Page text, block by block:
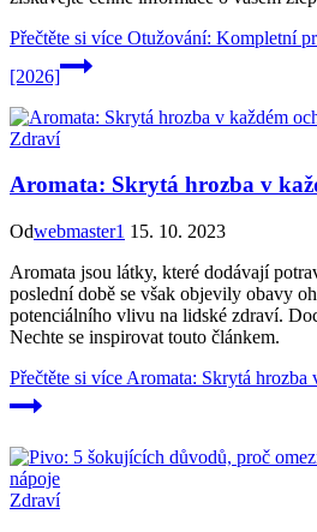
Přečtěte si více Otužování: Kompletní
[2026]
Zdraví
Aromata: Skrytá hrozba v
Odwebmaster1 15. 10. 2023
Aromata jsou látky, které dodávají
poslední době se však objevily obavy
potenciálního vlivu na lidské zdraví.
Nechte se inspirovat touto článkem.
Přečtěte si více Aromata: Skrytá hrozba
Zdraví